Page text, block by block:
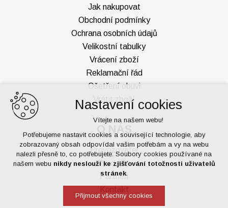
O NÁS
Provozovatel
Prodejny
Partneři
Jak nakupovat
Obchodní podmínky
Ochrana osobních údajů
Velikostní tabulky
Vrácení zboží
Reklamační řád
Ošetření obuvi
Vrátit zboží
Nastavení cookies
Vítejte na našem webu!
Potřebujeme nastavit cookies a související technologie, aby
zobrazovaný obsah odpovídal vašim potřebám a vy na webu
nalezli přesně to, co potřebujete. Soubory cookies používané na
našem webu nikdy neslouží ke zjišťování totožnosti uživatelů
stránek.
Přijmout všechny cookies